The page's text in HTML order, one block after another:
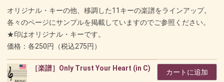
オリジナル・キーの他、移調した11キーの楽譜をラインアップ。
各々のページにサンプルを掲載していますのでご参照ください。
★印はオリジナル・キーです。
価格：各250円（税込275円）
［楽譜］Only Trust Your Heart (in C) カートに追加